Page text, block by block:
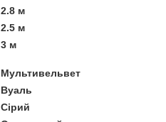
2.8 м
2.5 м
3 м
Мультивельвет
Вуаль
Сірий